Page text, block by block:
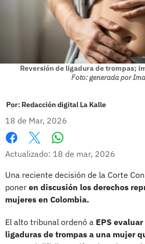
Reversión de ligadura de trompas;
Foto: generada por
Por: Redacción digital La Kalle
18 de Mar, 2026
Facebook
X
Actualizado: 18 de mar, 2026
Una reciente decisión de la Corte
poner en discusión los derechos
mujeres en Colombia.
El alto tribunal ordenó a EPS
ligaduras de trompas a una mujer